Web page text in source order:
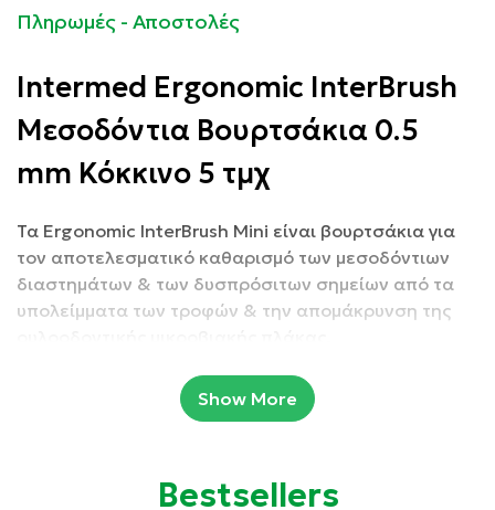
Πληρωμές - Αποστολές
Intermed Ergonomic InterBrush
Μεσοδόντια Βουρτσάκια 0.5
mm Κόκκινο 5 τμχ
Τα Ergonomic InterBrush Mini είναι βουρτσάκια για
τον αποτελεσματικό καθαρισμό των μεσοδόντιων
διαστημάτων & των δυσπρόσιτων σημείων από τα
υπολείμματα των τροφών & την απομάκρυνση της
στα δυσπρόσιτα μεσοδόντια διαστήματα.
Show More
Bestsellers